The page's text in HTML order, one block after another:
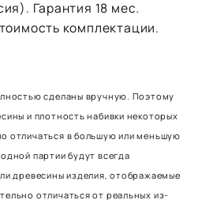
Гарантия 18 мес.
комплектации.
сделаны вручную. Поэтому
и плотность набивки некоторых
отличаться в большую или меньшую
партии будут всегда
древесины изделия, отображаемые
отличаться от реальных из-